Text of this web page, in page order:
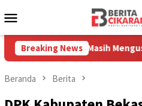
ke
Mobile
Breaking News
Masih Mengusik
Beranda Berita